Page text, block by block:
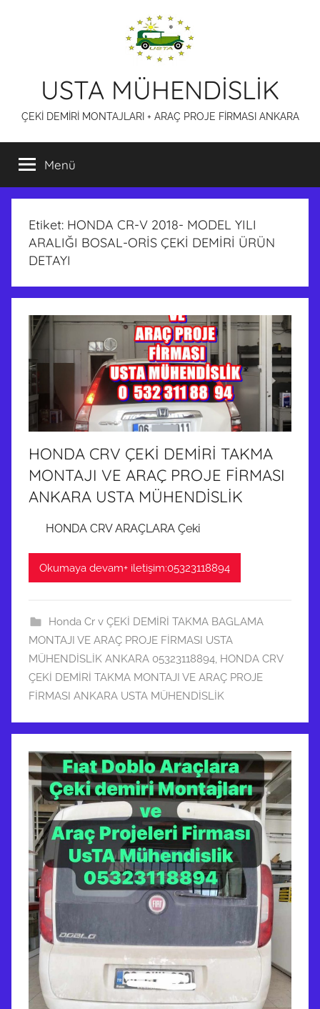
USTA MÜHENDİSLİK
ÇEKİ DEMİRİ MONTAJLARI + ARAÇ PROJE FİRMASI ANKARA
Menü
Etiket: HONDA CR-V 2018- MODEL YILI
ARALIĞI BOSAL-ORİS ÇEKİ DEMİRİ ÜRÜN
DETAYI
HONDA CRV ÇEKİ DEMİRİ TAKMA
MONTAJI VE ARAÇ PROJE FİRMASI
ANKARA USTA MÜHENDİSLİK
HONDA CRV ARAÇLARA Çeki
Okumaya devam+ iletişim:05323118894
Honda Cr v ÇEKİ DEMİRİ TAKMA BAGLAMA
MONTAJI VE ARAÇ PROJE FİRMASI USTA
MÜHENDİSLİK ANKARA 05323118894, HONDA CRV
ÇEKİ DEMİRİ TAKMA MONTAJI VE ARAÇ PROJE
FİRMASI ANKARA USTA MÜHENDİSLİK